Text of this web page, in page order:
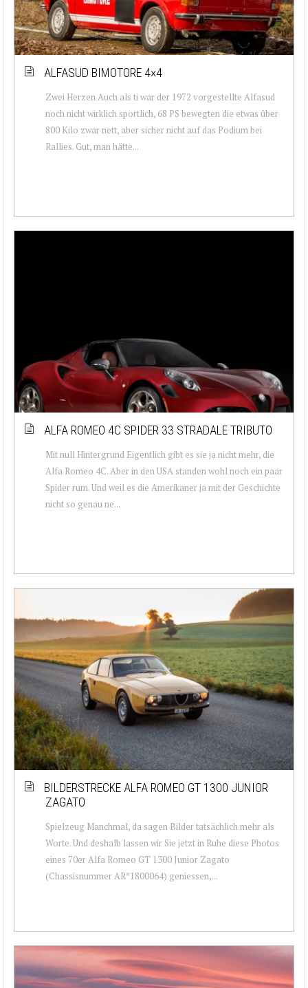
ALFASUD BIMOTORE 4×4
Zwei Herzen Auch als ti war der 1972 vorgestellte Alfasud
noch nicht wirklich sportlich, 68 PS bewegten die etwas über
800 Kilo zwar nett, aber sicher nicht auf das Podium bei
Rallies. Gut, man hätte...
ALFA ROMEO 4C SPIDER 33 STRADALE TRIBUTO
Mit null Hintergrund Eigentlich gibt es sie ja nicht mehr, die
Alfa Romeo 4C. Aber in den USA standen wohl noch ein paar
Spider rum. Und weil es die Amerikaner ja mit der Geschichte
nicht so genau ne...
BILDERSTRECKE ALFA ROMEO GT 1300 JUNIOR
ZAGATO
Spielzeug Manchmal, da sagen Bilder tatsächlich mehr als
Worte. Und deshalb lassen wir Sie jetzt in Ruhe diese Photos
eines 70er Alfa Romeo GT 1300 Junior Zagato
(Chassisnummer AR*1800064) geniessen,...